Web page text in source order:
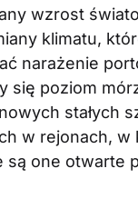
wzrost
klimatu,
narażenie
się poziom
stałych
w rejonach, w
są one otwarte